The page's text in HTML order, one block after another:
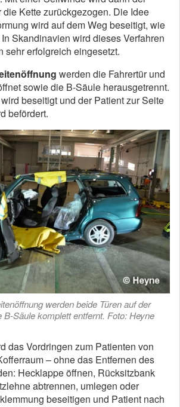
Kette zurückgezogen. Die Idee
wird auf dem Weg beseitigt, wie
Skandinavien wird dieses Verfahren
sehr erfolgreich eingesetzt.
werden die Fahrertür und
sowie die B-Säule herausgetrennt.
beseitigt und der Patient zur Seite
befördert.
werden beide Türen auf der
B-Säule komplett entfernt. Foto: Heyne
das Vordringen zum Patienten von
– ohne das Entfernen des
Hecklappe öffnen, Rücksitzbank
abtrennen, umlegen oder
beseitigen und Patient nach